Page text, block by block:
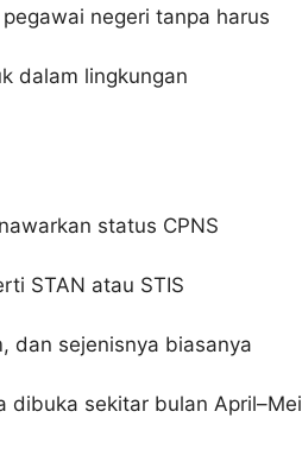
negeri tanpa harus
dalam lingkungan
status CPNS
STAN atau STIS
dan sejenisnya biasanya
dibuka sekitar bulan April–Mei